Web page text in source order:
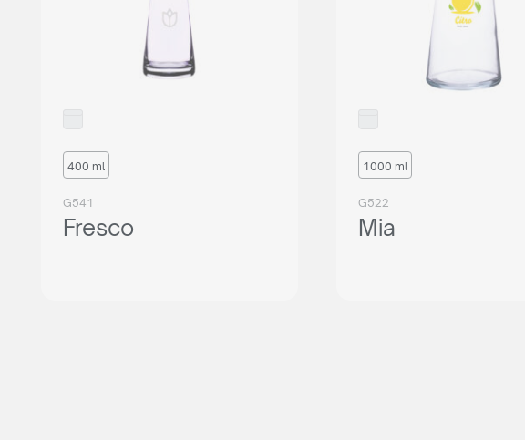
OFFRE COMPLÈTE PRESTIGE LINE
400 ml
G541
Fresco
1000 ml
G522
Mia